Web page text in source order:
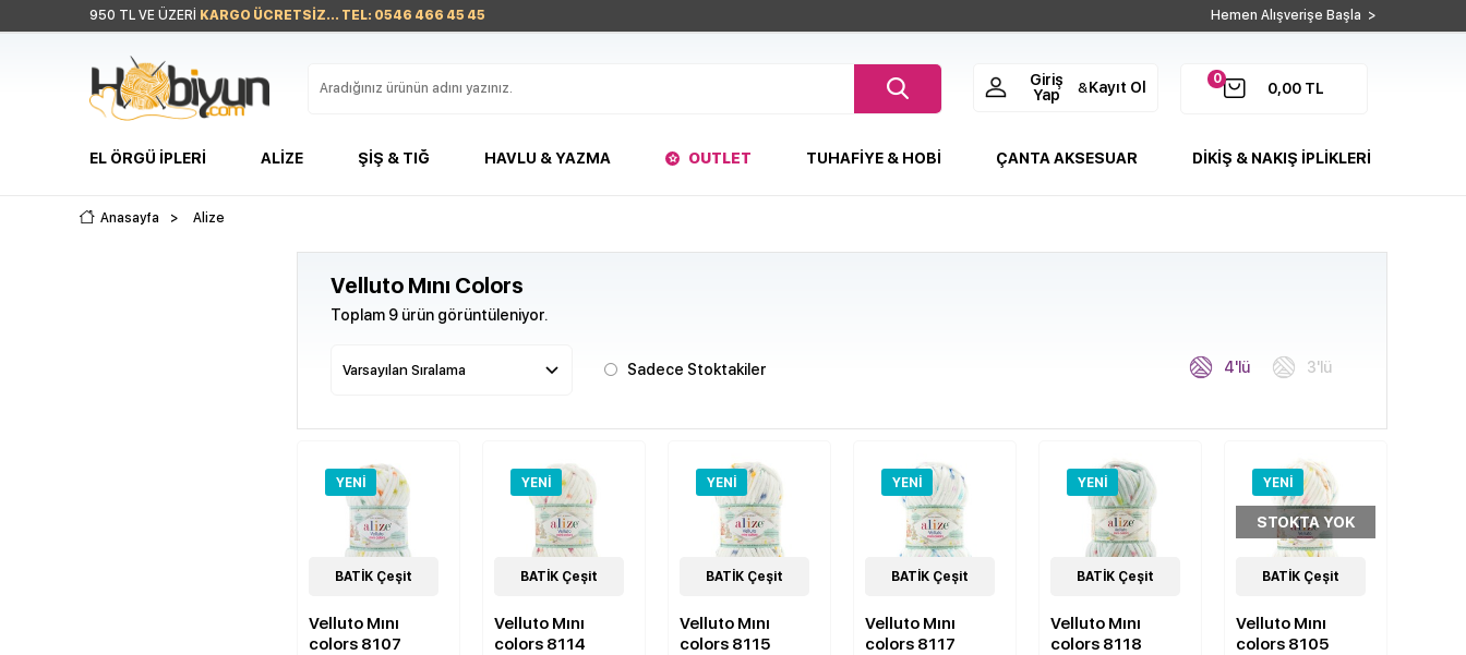
950 TL VE ÜZERİ KARGO ÜCRETSİZ... TEL: 0546 466 45 45 Hemen Alışverişe Başla >
0
0,00 TL
Giriş
Yap
& Kayıt Ol
EL ÖRGÜ İPLERI ALIZE ŞIŞ & TIĞ HAVLU & YAZMA OUTLET TUHAFIYE & HOBI ÇANTA AKSESUAR DİKİŞ & NAKIŞ İPLİKLERİ
Anasayfa > Alize
Velluto Mını Colors
Toplam 9 ürün görüntüleniyor.
Sadece Stoktakiler 4'lü 3'lü
YENI
9Çeşit
BATİK Çeşit
Velluto Mını
colors 8107
YENI
9Çeşit
BATİK Çeşit
Velluto Mını
colors 8114
YENI
9Çeşit
BATİK Çeşit
Velluto Mını
colors 8115
YENI
9Çeşit
BATİK Çeşit
Velluto Mını
colors 8117
YENI
9Çeşit
BATİK Çeşit
Velluto Mını
colors 8118
YENI
9Çeşit
STOKTA YOK
BATİK Çeşit
Velluto Mını
colors 8105